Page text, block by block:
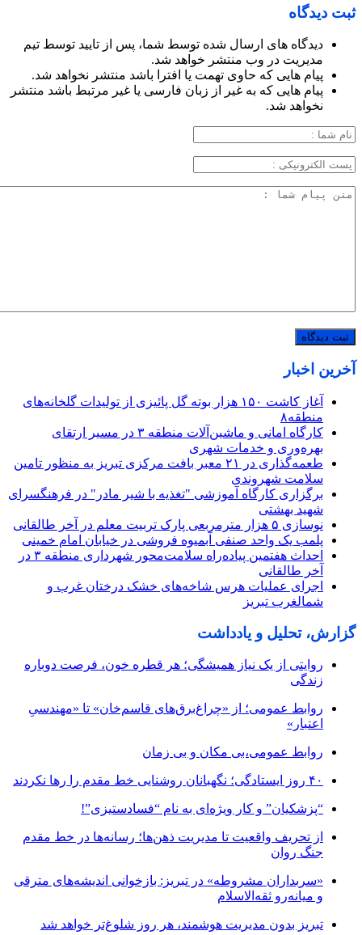
ثبت دیدگاه
دیدگاه های ارسال شده توسط شما، پس از تایید توسط تیم
مدیریت در وب منتشر خواهد شد.
پیام هایی که حاوی تهمت یا افترا باشد منتشر نخواهد شد.
پیام هایی که به غیر از زبان فارسی یا غیر مرتبط باشد منتشر
نخواهد شد.
آخرین اخبار
آغاز کاشت ۱۵۰ هزار بوته گل پائیزی از تولیدات گلخانه‌های
منطقه۸
کارگاه امانی و ماشین‌آلات منطقه ۳ در مسیر ارتقای
بهره‌وری و خدمات شهری
طعمه‌گذاری در ۲۱ معبر بافت مرکزی تبریز به منظور تامین
سلامت شهروندی
برگزاری کارگاه آموزشی "تغذیه با شیر مادر" در فرهنگسرای
شهید بهشتی
نوسازی ۵ هزار مترمربعی پارک تربیت معلم در آخر طالقانی
پلمب یک واحد صنفی آبمیوه فروشی در خیابان امام خمینی
احداث هفتمین پیاده‌راه سلامت‌محور شهرداری منطقه ۳ در
آخر طالقانی
اجرای عملیات هرس شاخه‌های خشک درختان غرب و
شمالغرب تبریز
گزارش، تحلیل و یادداشت
روایتی از یک نیاز همیشگی؛ هر قطره خون، فرصت دوباره
زندگی
روابط عمومی؛ از «چراغ‌برق‌های قاسم‌خان» تا «مهندسیِ
اعتبار»
روابط عمومی،بی مکان و بی زمان
۴۰ روز ایستادگی؛ نگهبانان روشنایی خط مقدم را رها نکردند
“پزشکیان” و کار ویژه‌ای به نام “فسادستیزی”!
از تحریف واقعیت تا مدیریت ذهن‌ها؛ رسانه‌ها در خط مقدم
جنگ روان
«سربداران مشروطه» در تبریز: بازخوانی اندیشه‌های مترقی
و میانه‌رو ثقه‌الاسلام
تبریز بدون مدیریت هوشمند، هر روز شلوغ‌تر خواهد شد